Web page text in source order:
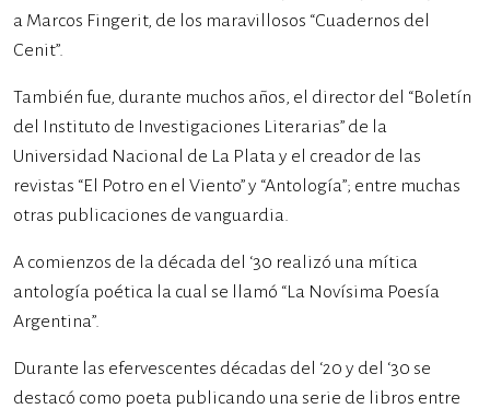
a Marcos Fingerit, de los maravillosos “Cuadernos del
Cenit”.
También fue, durante muchos años, el director del “Boletín
del Instituto de Investigaciones Literarias” de la
Universidad Nacional de La Plata y el creador de las
revistas “El Potro en el Viento” y “Antología”; entre muchas
otras publicaciones de vanguardia.
A comienzos de la década del ‘30 realizó una mítica
antología poética la cual se llamó “La Novísima Poesía
Argentina”.
Durante las efervescentes décadas del ‘20 y del ‘30 se
destacó como poeta publicando una serie de libros entre